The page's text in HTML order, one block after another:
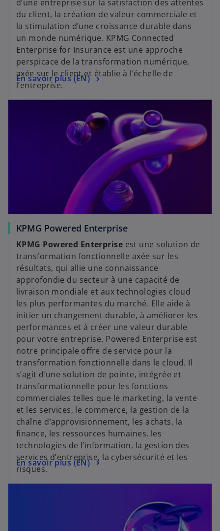
v
e
l
o
n
g
l
t
d’une entreprise sur la satisfaction des attentes
du client, la création de valeur commerciale et
la stimulation d’une croissance durable dans
un monde numérique. KPMG Connected
Enterprise for Insurance est une approche
perspicace de la transformation numérique,
axée sur le client et établie à l’échelle de
l’entreprise.
En savoir plus (EN)
s
’
o
n
o
u
v
e
l
o
n
g
l
e
t
KPMG Powered Enterprises
u
r
d
s
n
n
u
e
o
KPMG Powered Enterprise est une solution de
transformation fonctionnelle axée sur les
résultats, qui allie une connaissance
approfondie du secteur à une capacité de
livraison mondiale et aux technologies cloud
les plus performantes du marché. Elle aide à
initier un changement durable, à améliorer les
performances et à créer une valeur durable
pour votre entreprise. Powered Enterprise est
notre principale offre de service pour la
transformation fonctionnelle dans le cloud. Il
s’agit d’une solution de pointe, intégrée et
transformationnelle pour les fonctions
commerciales telles que le marketing, la vente
et les services, le commerce, la gestion de la
chaîne d’approvisionnement, les achats, la
finance, les ressources humaines, les
technologies de l’information, la gestion des
services d’entreprise, la cybersécurité et les
risques.
En savoir plus (EN)
s
’
o
s’ouvre dans un nouvel onglet
s’ouvre dans un nouvel onglet